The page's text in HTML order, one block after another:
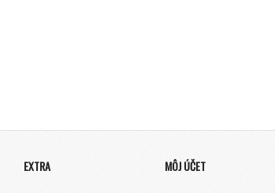
EXTRA MÔJ ÚČET